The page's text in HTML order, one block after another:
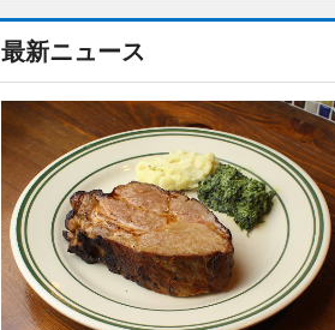
最新ニュース